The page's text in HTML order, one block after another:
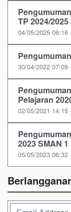
TP 2024/2025
04/05/2025 06:16
30/04/2022 07:09
Pelajaran
02/05/2021 14:15
2023 SMAN
05/05/2023 06:32